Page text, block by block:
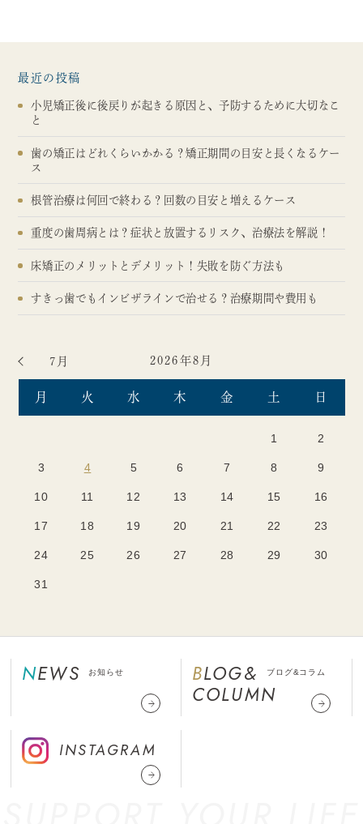
最近の投稿
小児矯正後に後戻りが起きる原因と、予防するために大切なこ
と
歯の矯正はどれくらいかかる？矯正期間の目安と長くなるケー
ス
根管治療は何回で終わる？回数の目安と増えるケース
重度の歯周病とは？症状と放置するリスク、治療法を解説！
床矯正のメリットとデメリット！失敗を防ぐ方法も
すきっ歯でもインビザラインで治せる？治療期間や費用も
2026年8月
月 火 水 木 金 土 日
7月
1 2
3 4 5 6 7 8 9
10 11 12 13 14 15 16
17 18 19 20 21 22 23
24 25 26 27 28 29 30
31
NEWS お知らせ
BLOG&
COLUMN
ブログ&コラム
INSTAGRAM